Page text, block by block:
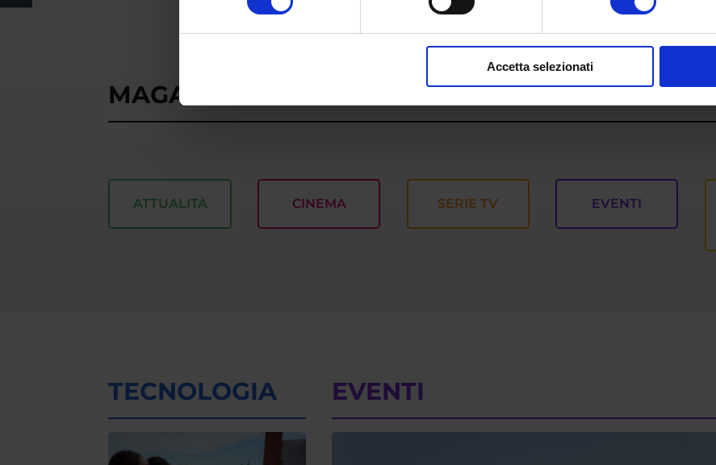
Accetta selezionati
MAGAZINE
ATTUALITÀ CINEMA SERIE TV EVENTI
TECNOLOGIA EVENTI